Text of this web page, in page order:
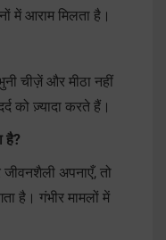
में आराम मिलता है।
चीज़ें और मीठा नहीं
को ज़्यादा करते हैं।
है?
अपनाएँ, तो
है। गंभीर मामलों में